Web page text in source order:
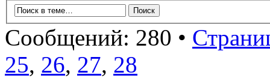
Сообщений: 280 •
25, 26, 27, 28